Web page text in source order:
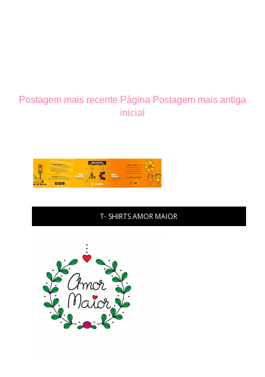
Postagem mais recente Postagem mais antiga
Página
inicial
T- SHIRTS AMOR MAIOR